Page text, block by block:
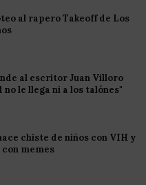
al rapero Takeoff de Los
al escritor Juan Villoro
no le llega ni a los talónes"
chiste de niños con VIH y
memes